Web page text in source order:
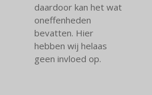
daardoor kan het wat
oneffenheden
bevatten. Hier
hebben wij helaas
geen invloed op.